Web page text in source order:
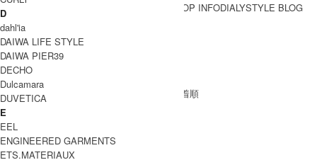
BRAND一覧
BRAND一覧
SHOP INFODIALYSTYLE BLOG
GOALZERO
[ 並び順を変更 ] -
新着順
全 [7] 商品中 [1-7] を表示
1
GOALZERO
ゴールゼロ
D
dahl'ia
DAIWA LIFE STYLE
DAIWA PIER39
DECHO
Dulcamara
DUVETICA
E
EEL
ENGINEERED GARMENTS
ETS.MATERIAUX